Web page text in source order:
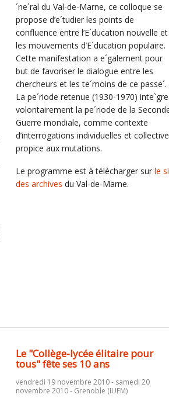
´ne´ral du Val-de-Marne, ce colloque se
propose d’e´tudier les points de
confluence entre l’E´ducation nouvelle et
les mouvements d’E´ducation populaire.
Cette manifestation a e´galement pour
but de favoriser le dialogue entre les
chercheurs et les te´moins de ce passe´.
La pe´riode retenue (1930-1970) inte`gre
volontairement la pe´riode de la
Guerre mondiale, comme contexte
d’interrogations individuelles et
propice aux mutations.
Le programme est à télécharger sur le
des archives du Val-de-Marne.
Le "Collège-lycée élitaire pour
tous" fête ses 10 ans
vendredi 19 novembre 2010 - samedi 20
novembre 2010 - Grenoble (IUFM)